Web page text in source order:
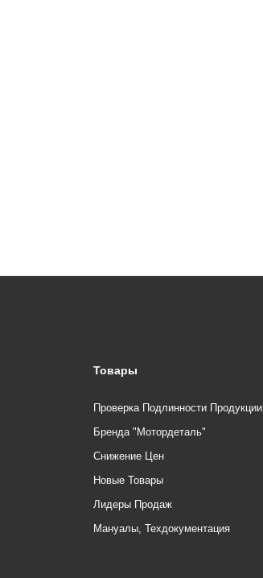
Товары
Проверка Подлинности Продукции
Бренда "Мотордеталь"
Снижение Цен
Новые Товары
Лидеры Продаж
Мануалы, Техдокументация